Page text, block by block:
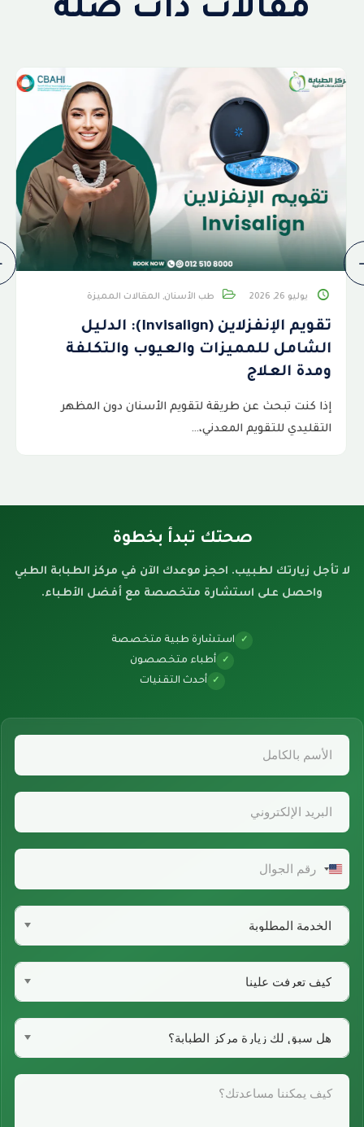
مقالات ذات صلة
يوليو 26, 2026 طب الأسنان, المقالات المميزة
تقويم الإنفزلاين (Invisalign): الدليل
الشامل للمميزات والعيوب والتكلفة
ومدة العلاج
إذا كنت تبحث عن طريقة لتقويم الأسنان دون المظهر
التقليدي للتقويم المعدني،…
صحتك تبدأ بخطوة
لا تأجل زيارتك لطبيب. احجز موعدك الآن في مركز الطبابة الطبي
واحصل على استشارة متخصصة مع أفضل الأطباء.
✓ استشارة طبية متخصصة
✓ أطباء متخصصون
✓ أحدث التقنيات
United
+1